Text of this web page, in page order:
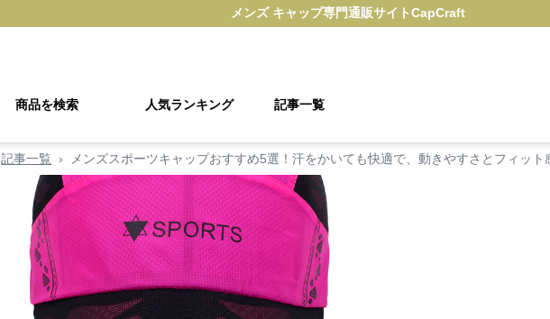
メンズ キャップ専門通販サイトCapCraft
商品を検索 人気ランキング 記事一覧
記事一覧 › メンズスポーツキャップおすすめ5選！汗をかいても快適で、動きやすさとフィット